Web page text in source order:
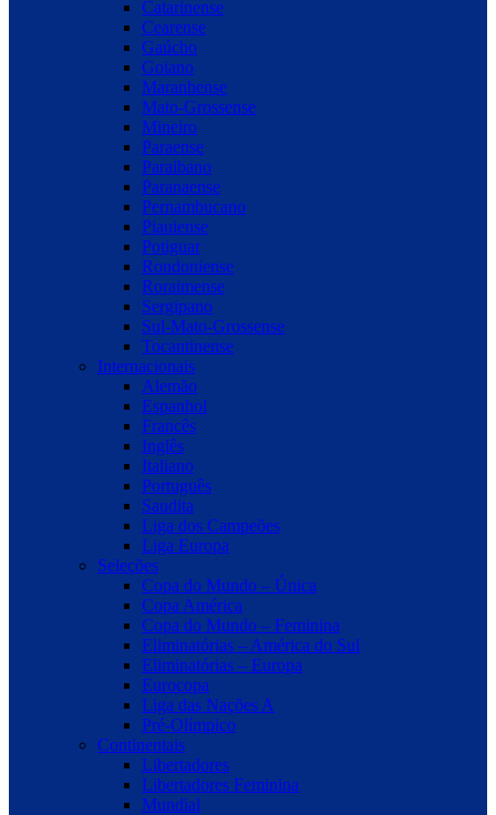
Catarinense
Cearense
Gaúcho
Goiano
Maranhense
Mato-Grossense
Mineiro
Paraense
Paraibano
Paranaense
Pernambucano
Piauiense
Potiguar
Rondoniense
Roraimense
Sergipano
Sul-Mato-Grossense
Tocantinense
Internacionais
Alemão
Espanhol
Francês
Inglês
Italiano
Português
Saudita
Liga dos Campeões
Liga Europa
Seleções
Copa do Mundo – Única
Copa América
Copa do Mundo – Feminina
Eliminatórias – América do Sul
Eliminatórias – Europa
Eurocopa
Liga das Nações A
Pré-Olímpico
Continentais
Libertadores
Libertadores Feminina
Mundial